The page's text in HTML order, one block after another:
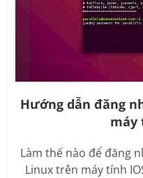
Hướng dẫn đăng
máy
Làm thế nào để đăng
Linux trên máy tính